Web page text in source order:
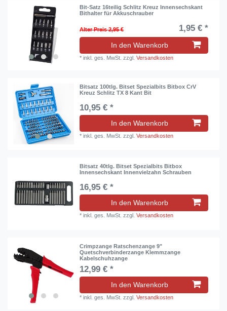
Bit-Satz 16teilig Schlitz Kreuz Innensechskant
Bithalter für Akkuschrauber
Alter Preis 2,95 € 1,95 € *
In den Warenkorb
*inkl. ges. MwSt. zzgl.Versandkosten
Bitsatz 100tlg. Bitset Spezialbits Bitbox CrV
Kreuz Schlitz TX 8 Kant Bit
10,95 € *
In den Warenkorb
*inkl. ges. MwSt. zzgl.Versandkosten
Bitsatz 40tlg. Bitset Spezialbits Bitbox
Innensechskant Innenvielzahn Schrauben
16,95 € *
In den Warenkorb
*inkl. ges. MwSt. zzgl.Versandkosten
Crimpzange Ratschenzange 9"
Quetschverbinderzange Klemmzange
Kabelschuhzange
12,99 € *
In den Warenkorb
*inkl. ges. MwSt. zzgl.Versandkosten